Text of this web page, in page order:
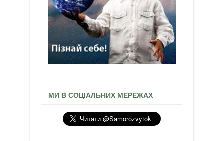
МИ В СОЦІАЛЬНИХ МЕРЕЖАХ